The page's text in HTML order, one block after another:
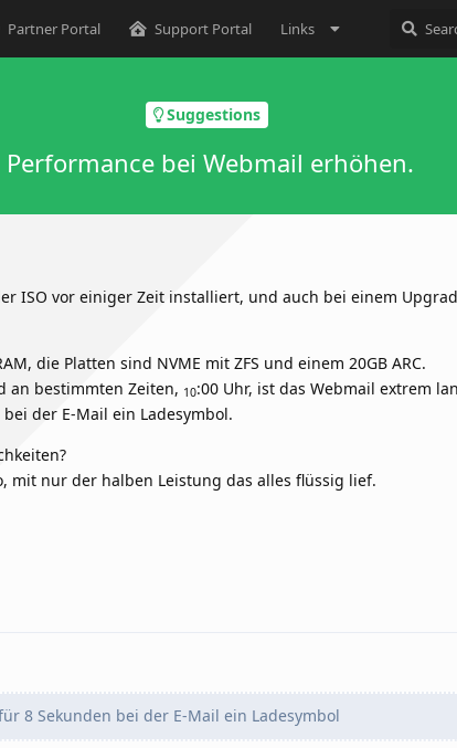
Partner Portal Support Portal Links
Suggestions
Performance bei Webmail erhöhen.
ISO vor einiger Zeit installiert, und auch bei einem
die Platten sind NVME mit ZFS und einem 20GB ARC.
an bestimmten Zeiten, 10:00 Uhr, ist das Webmail extrem
der E-Mail ein Ladesymbol.
mit nur der halben Leistung das alles flüssig lief.
8 Sekunden bei der E-Mail ein Ladesymbol